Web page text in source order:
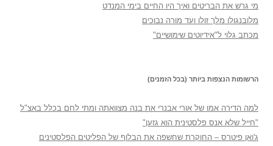
מי גרש את הבריטים ואיך היו החיים בימי המנדט
מלובנגולו מלך זולו ועד מורה נבוכים
מכתב גלוי ל"אידיוטים שימושיים"
הרשומות הנצפות ביותר (בכל הזמנים)
למה הדירה אמו של אורי אבנרי את בנה מצוואתה ומתי לחם בכלל באצ"ל
"חייל שלא אנס פלסטינית הוא גזען"
ג'ואן פיטרס – החוקרת שחשפה את הבלוף של הפליטים הפלסטינים